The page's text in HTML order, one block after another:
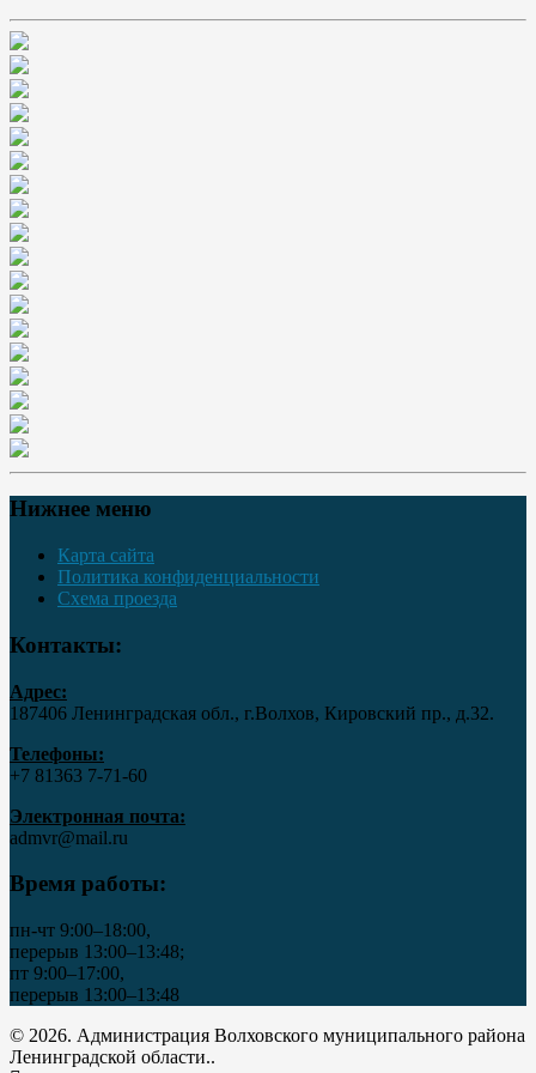
Нижнее меню
Карта сайта
Политика конфиденциальности
Схема проезда
Контакты:
Адрес:
187406 Ленинградская обл., г.Волхов, Кировский пр., д.32.
Телефоны:
+7 81363 7‑71-60
Электронная почта:
admvr@mail.ru
Время работы:
пн-чт 9:00–18:00,
перерыв 13:00–13:48;
пт 9:00–17:00,
перерыв 13:00–13:48
© 2026. Администрация Волховского муниципального района
Ленинградской области..